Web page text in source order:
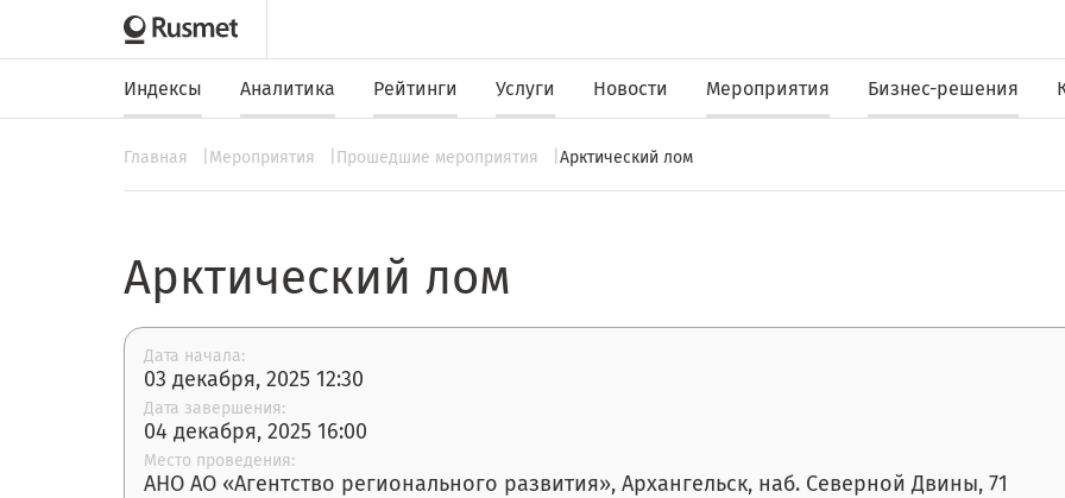
Индексы Аналитика Рейтинги Услуги Новости Мероприятия Бизнес-решения
Главная Мероприятия Прошедшие мероприятия Арктический лом
Арктический лом
Дата начала:
03 декабря, 2025 12:30
Дата завершения:
04 декабря, 2025 16:00
Место проведения:
АНО АО «Агентство регионального развития», Архангельск, наб. Северной Двины, 71